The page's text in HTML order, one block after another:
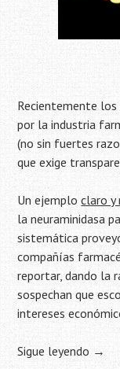
Recientemente
por la industria
(no sin fuertes
que exige
Un ejemploclaro y
la neuraminidasa
sistemática
compañías
reportar, dando la
sospechan que
intereses
Sigue leyendo →